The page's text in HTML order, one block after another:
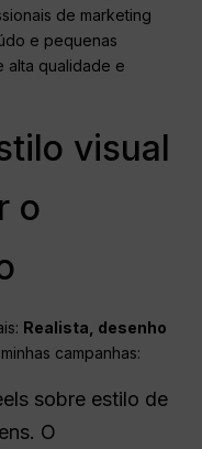
de marketing
e pequenas
alta qualidade e
visual
o
Realista, desenho
campanhas:
sobre estilo de
O